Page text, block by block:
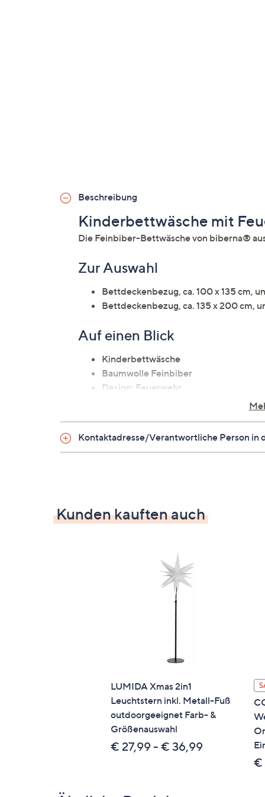
Beschreibung
Kinderbettwäsche mit
Die Feinbiber-Bettwäsche von biberna®
Zur Auswahl
Bettdeckenbezug, ca. 100 x 135 cm,
Bettdeckenbezug, ca. 135 x 200 cm,
Auf einen Blick
Kinderbettwäsche
Baumwolle Feinbiber
Design: Feuerwehr
wohlig warm
100 % Baumwolle
Normalwäsche 60°
Identifikationsnummer
GTIN: 4053855535001
Passende Produkte
Spannbettlaken 800561
Spannbettlaken 800560
Spannbettlaken 800562
Kontaktadresse/Verantwortliche Person in
Kunden kauften auch
LUMIDA Xmas 2in1
Leuchtstern inkl. Metall-Fuß
outdoorgeeignet Farb- &
Größenauswahl
€ 27,99 - € 36,99
€